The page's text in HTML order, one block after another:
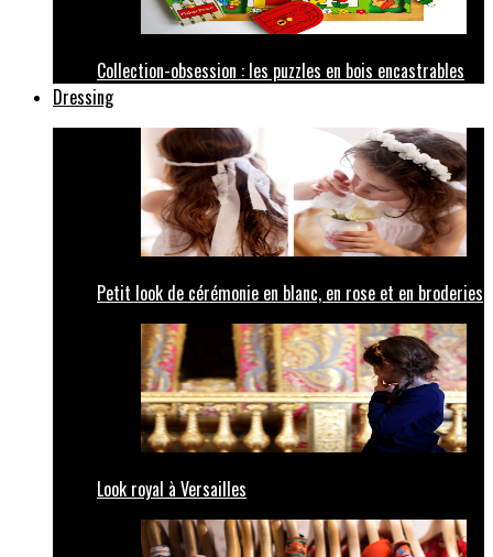
Collection-obsession : les puzzles en bois encastrables
Dressing
Petit look de cérémonie en blanc, en rose et en broderies
Look royal à Versailles